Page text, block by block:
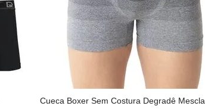
Cueca Boxer Sem Costura Degradê Mescla